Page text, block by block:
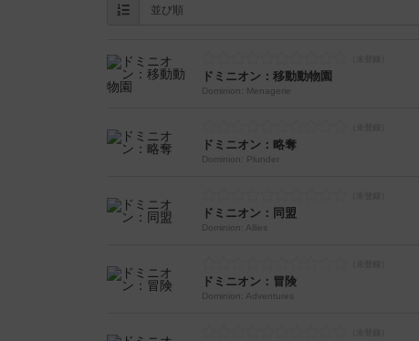
ドミニオン：移動動物園
Dominion: Menagerie
ドミニオン：略奪
Dominion: Plunder
ドミニオン：同盟
Dominion: Allies
ドミニオン：冒険
Dominion: Adventures